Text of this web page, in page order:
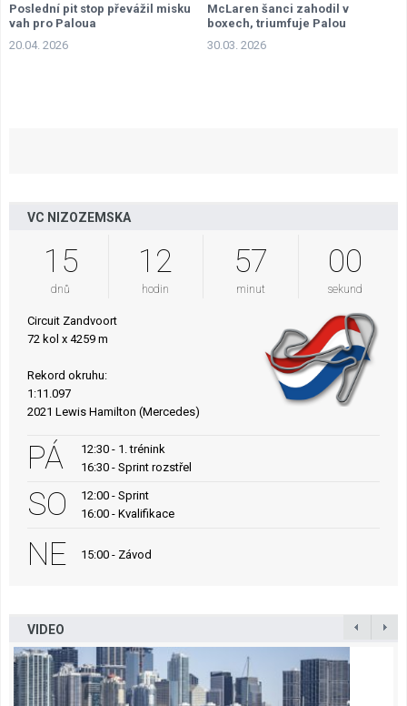
Poslední pit stop převážil misku
vah pro Paloua
20.04. 2026
McLaren šanci zahodil v
boxech, triumfuje Palou
30.03. 2026
VC NIZOZEMSKA
15
dnů
12
hodin
56
minut
59
sekund
Circuit Zandvoort
72 kol x 4259 m
Rekord okruhu:
1:11.097
2021 Lewis Hamilton (Mercedes)
PÁ
12:30 - 1. trénink
16:30 - Sprint rozstřel
SO
12:00 - Sprint
16:00 - Kvalifikace
NE 15:00 - Závod
VIDEO